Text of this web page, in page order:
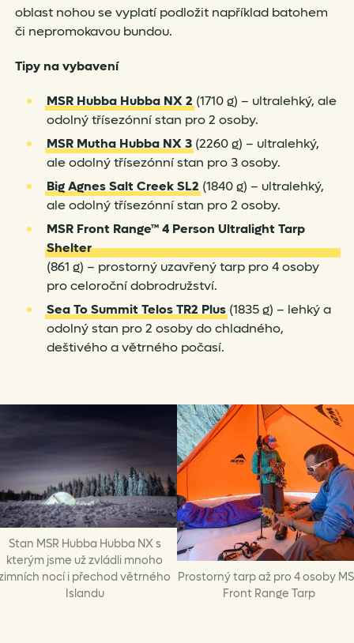
oblast nohou se vyplatí podložit například batohem
či nepromokavou bundou.
Tipy na vybavení
MSR Hubba Hubba NX 2 (1710 g) – ultralehký, ale
odolný třísezónní stan pro 2 osoby.
MSR Mutha Hubba NX 3(2260 g) – ultralehký,
ale odolný třísezónní stan pro 3 osoby.
Big Agnes Salt Creek SL2 (1840 g) – ultralehký,
ale odolný třísezónní stan pro 2 osoby.
MSR Front Range™ 4 Person Ultralight Tarp
Shelter
(861 g) – prostorný uzavřený tarp pro 4 osoby
pro celoroční dobrodružství.
Sea To Summit Telos TR2 Plus(1835 g) – lehký a
odolný stan pro 2 osoby do chladného,
deštivého a větrného počasí.
Stan MSR Hubba Hubba NX s
kterým jsme už zvládli mnoho
nocí i přechod větrného
Islandu
Prostorný tarp až pro 4 osoby
Front Range Tarp